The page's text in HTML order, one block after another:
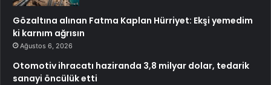
Gözaltına alınan Fatma Kaplan Hürriyet: Ekşi yemedim
ki karnım ağrısın
Ağustos 6, 2026
Otomotiv ihracatı haziranda 3,8 milyar dolar, tedarik
sanayi öncülük etti